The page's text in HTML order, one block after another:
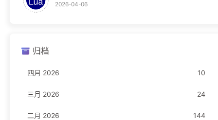
新闻
编程语言
JavaScript
Rust 11
TypeScript 4
2026-04-06
归档
四月 2026 10
三月 2026 24
二月 2026 144